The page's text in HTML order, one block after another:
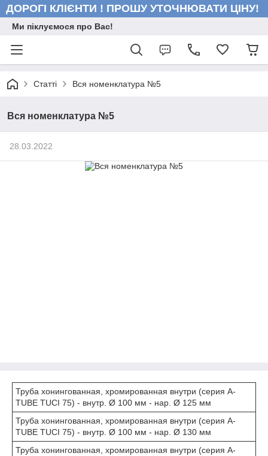
ДОРОГІ КЛІЄНТИ ! ПРОШУ УТОЧНЮВАТИ ЦІНУ!
Ми піклуємося про Вас!
Статті Вся номенклатура №5
Вся номенклатура №5
28.03.2022
Труба хонингованная, хромированная внутри (серия A-
TUBE TUCI 75) - внутр. Ø 100 мм - нар. Ø 125 мм
Труба хонингованная, хромированная внутри (серия A-
TUBE TUCI 75) - внутр. Ø 100 мм - нар. Ø 130 мм
Труба хонингованная, хромированная внутри (серия A-